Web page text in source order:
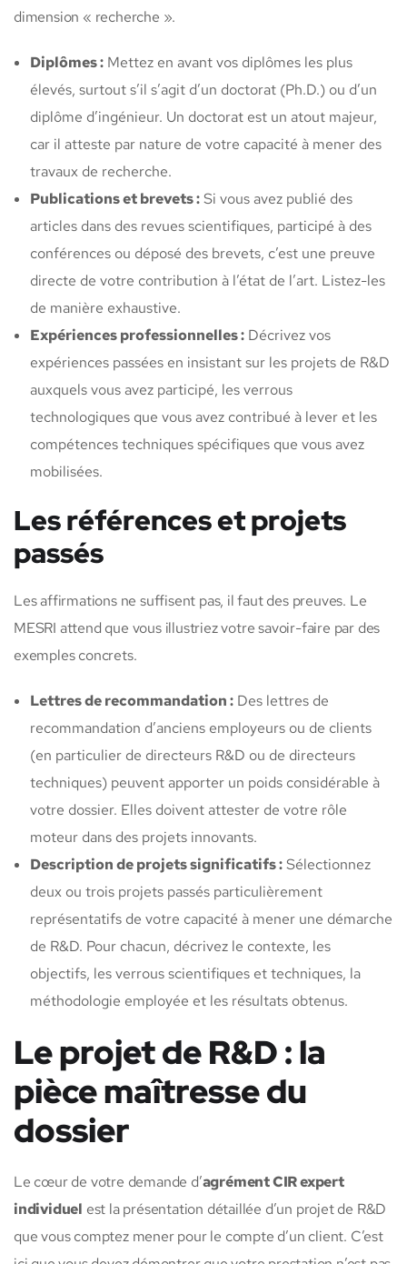
dimension « recherche ».
Diplômes : Mettez en avant vos diplômes les plus
élevés, surtout s’il s’agit d’un doctorat (Ph.D.) ou d’un
diplôme d’ingénieur. Un doctorat est un atout majeur,
car il atteste par nature de votre capacité à mener des
travaux de recherche.
Publications et brevets :Si vous avez publié des
articles dans des revues scientifiques, participé à des
conférences ou déposé des brevets, c’est une preuve
directe de votre contribution à l’état de l’art. Listez-les
de manière exhaustive.
Expériences professionnelles : Décrivez vos
expériences passées en insistant sur les projets de R&D
auxquels vous avez participé, les verrous
technologiques que vous avez contribué à lever et les
compétences techniques spécifiques que vous avez
mobilisées.
Les références et projets
passés
Les affirmations ne suffisent pas, il faut des preuves. Le
MESRI attend que vous illustriez votre savoir-faire par des
exemples concrets.
Lettres de recommandation : Des lettres de
recommandation d’anciens employeurs ou de clients
(en particulier de directeurs R&D ou de directeurs
techniques) peuvent apporter un poids considérable à
votre dossier. Elles doivent attester de votre rôle
moteur dans des projets innovants.
Description de projets significatifs :Sélectionnez
deux ou trois projets passés particulièrement
représentatifs de votre capacité à mener une démarche
de R&D. Pour chacun, décrivez le contexte, les
objectifs, les verrous scientifiques et techniques, la
méthodologie employée et les résultats obtenus.
Le projet de R&D : la
pièce maîtresse du
dossier
Le cœur de votre demande d’agrément CIR expert
individuel est la présentation détaillée d’un projet de R&D
que vous comptez mener pour le compte d’un client. C’est